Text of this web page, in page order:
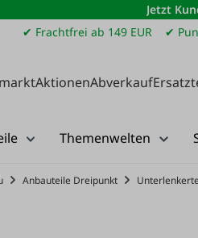
Jetzt
✔ Frachtfrei ab 149 EUR
✔
AktionenAbverkauf
Themenwelten
Anbauteile Dreipunkt